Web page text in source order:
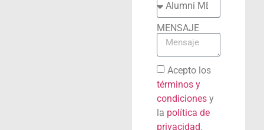
MENSAJE
Acepto los
términos y
condiciones y
la política de
privacidad.